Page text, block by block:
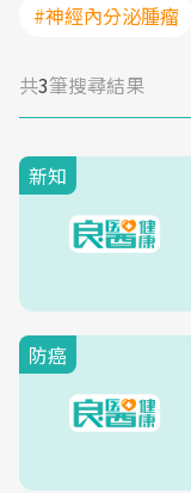
#神經內分泌腫瘤
共3筆搜尋結果
新知
防癌